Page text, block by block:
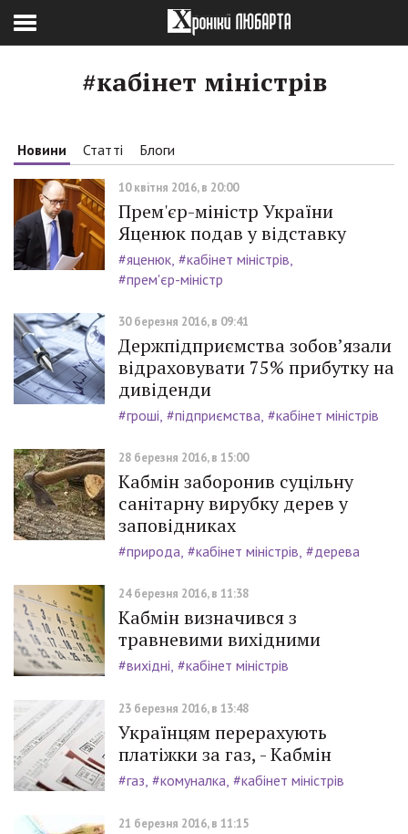
#кабінет міністрів
Новини Статті Блоги
10 квітня 2016, в 20:00
Прем'єр-міністр України
Яценюк подав у відставку
#яценюк #кабінет міністрів
#прем'єр-міністр
30 березня 2016, в 09:41
Держпідприємства зобов’язали
відраховувати 75% прибутку на
дивіденди
#гроші #підприємства #кабінет міністрів
28 березня 2016, в 15:00
Кабмін заборонив суцільну
санітарну вирубку дерев у
заповідниках
#природа #кабінет міністрів #дерева
24 березня 2016, в 11:38
Кабмін визначився з
травневими вихідними
#вихідні #кабінет міністрів
23 березня 2016, в 13:48
Українцям перерахують
платіжки за газ, - Кабмін
#газ #комуналка #кабінет міністрів
21 березня 2016, в 11:15